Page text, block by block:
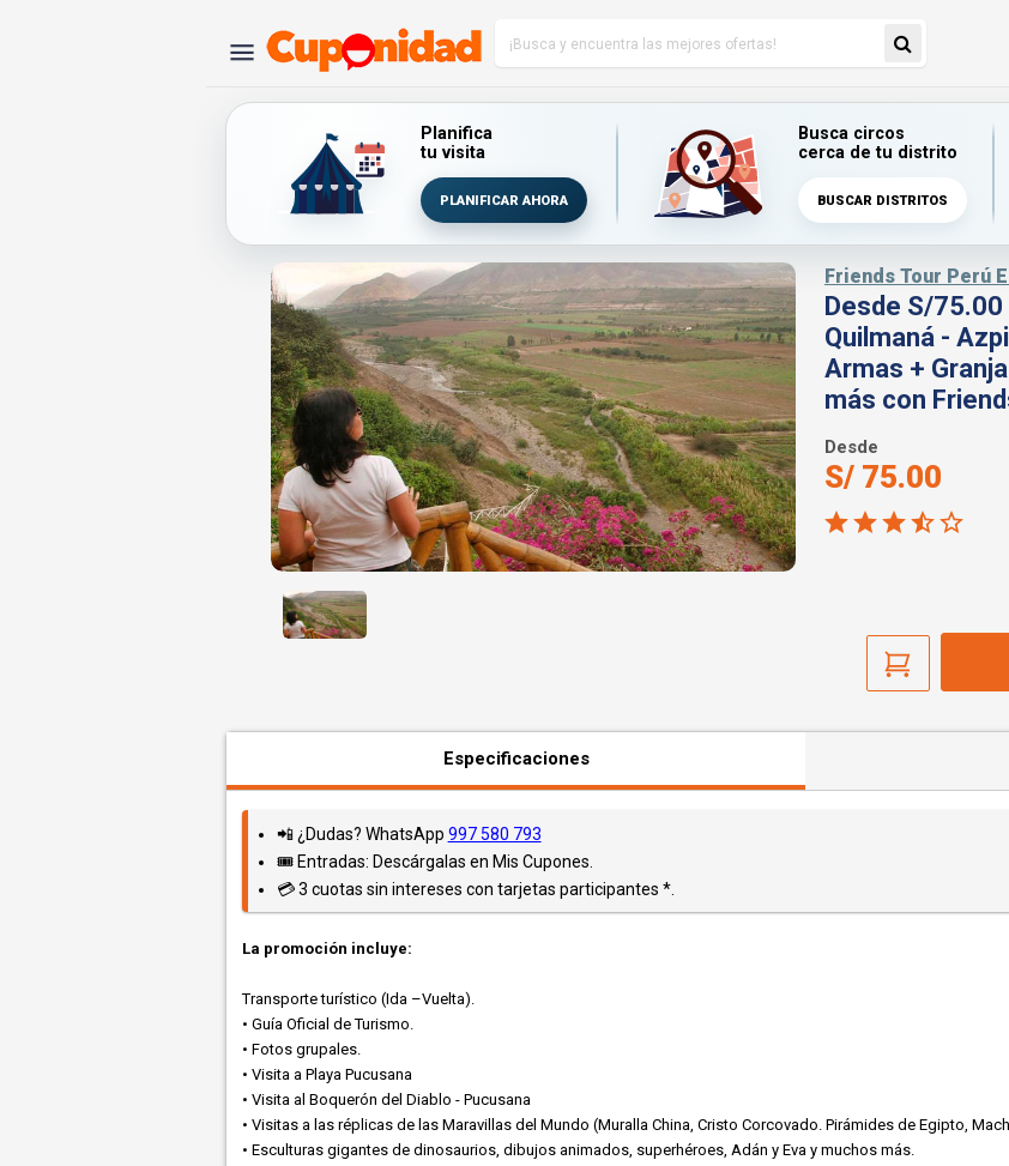
Planifica
tu visita
PLANIFICAR AHORA
Busca circos
cerca de tu distrito
BUSCAR DISTRITOS
Friends Tour Perú
Desde S/75.00
Quilmaná -
Armas +
más con
Desde
S/ 75.00
Especificaciones
📲 ¿Dudas? WhatsApp 997 580 793
🎟️ Entradas: Descárgalas en Mis Cupones.
💳 3 cuotas sin intereses con tarjetas participantes *.
La promoción incluye:
Transporte turístico (Ida –Vuelta).
• Guía Oficial de Turismo.
• Fotos grupales.
• Visita a Playa Pucusana
• Visita al Boquerón del Diablo - Pucusana
• Visitas a las réplicas de las Maravillas del Mundo (Muralla China, Cristo Corcovado. Pirámides de Egipto,
• Esculturas gigantes de dinosaurios, dibujos animados, superhéroes, Adán y Eva y muchos más.